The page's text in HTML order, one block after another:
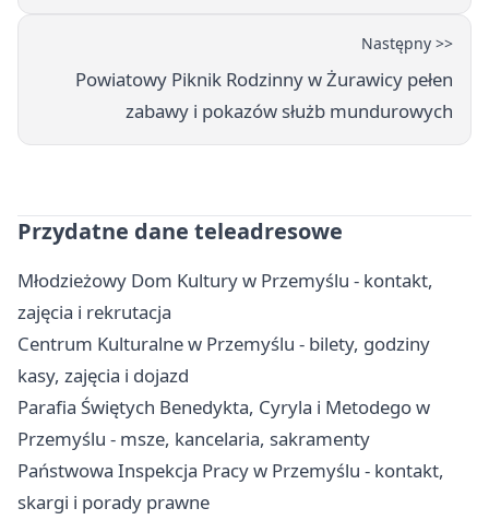
Następny >>
Powiatowy Piknik Rodzinny w Żurawicy pełen
zabawy i pokazów służb mundurowych
Przydatne dane teleadresowe
Młodzieżowy Dom Kultury w Przemyślu - kontakt,
zajęcia i rekrutacja
Centrum Kulturalne w Przemyślu - bilety, godziny
kasy, zajęcia i dojazd
Parafia Świętych Benedykta, Cyryla i Metodego w
Przemyślu - msze, kancelaria, sakramenty
Państwowa Inspekcja Pracy w Przemyślu - kontakt,
skargi i porady prawne